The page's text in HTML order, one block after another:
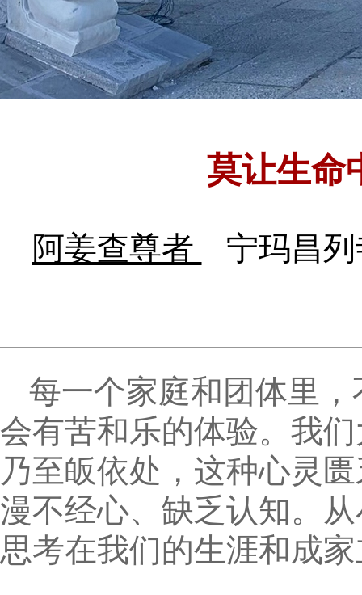
莫让生命
阿姜查尊者 宁玛昌
每一个家庭和团体里
会有苦和乐的体验。我
乃至皈依处，这种心灵
漫不经心、缺乏认知。
思考在我们的生涯和成